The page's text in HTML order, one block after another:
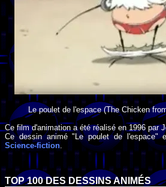
Le poulet de l'espace (The Chicken
Ce film d'animation a été réalisé en 1996 par
Ce dessin animé "Le poulet de l'espace"
Science-fiction
TOP 100 DES DESSINS ANIMÉS